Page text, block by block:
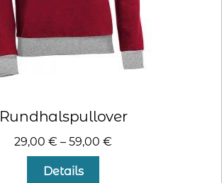
Rundhalspullover
29,00 € – 59,00 €
Details